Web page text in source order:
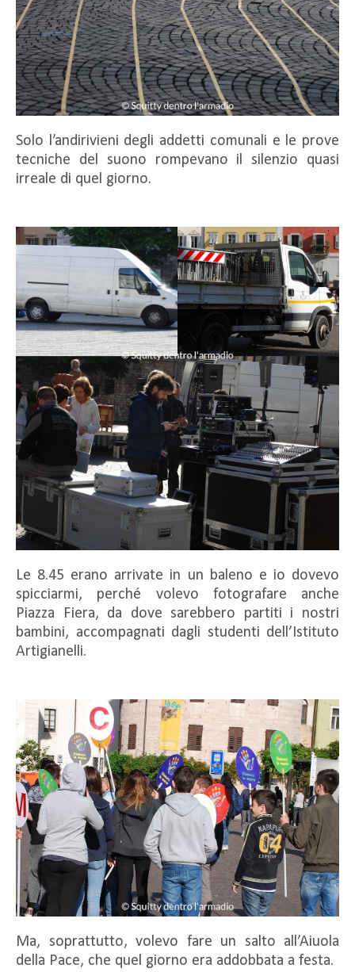
Solo l’andirivieni degli addetti comunali e le prove
tecniche del suono rompevano il silenzio quasi
irreale di quel giorno.
Le 8.45 erano arrivate in un baleno e io dovevo
spicciarmi, perché volevo fotografare anche
Piazza Fiera, da dove sarebbero partiti i nostri
bambini, accompagnati dagli studenti dell’Istituto
Artigianelli.
Ma, soprattutto, volevo fare un salto all’Aiuola
della Pace, che quel giorno era addobbata a festa.